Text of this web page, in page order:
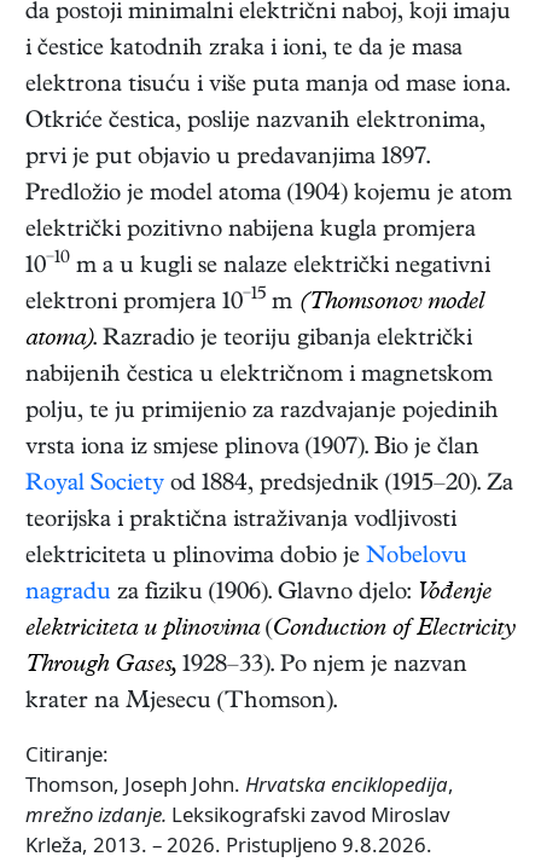
da postoji minimalni električni naboj, koji imaju
i čestice katodnih zraka i ioni, te da je masa
elektrona tisuću i više puta manja od mase iona.
Otkriće čestica, poslije nazvanih elektronima,
prvi je put objavio u predavanjima 1897.
Predložio je model atoma (1904) kojemu je atom
električki pozitivno nabijena kugla promjera
10−10 m a u kugli se nalaze električki negativni
elektroni promjera 10−15 m (Thomsonov model
atoma). Razradio je teoriju gibanja električki
nabijenih čestica u električnom i magnetskom
polju, te ju primijenio za razdvajanje pojedinih
vrsta iona iz smjese plinova (1907). Bio je član
Royal Society od 1884, predsjednik (1915–20). Za
teorijska i praktična istraživanja vodljivosti
elektriciteta u plinovima dobio je Nobelovu
nagradu za fiziku (1906). Glavno djelo: Vođenje
elektriciteta u plinovima(Conduction of Electricity
Through Gases, 1928–33). Po njem je nazvan
krater na Mjesecu (Thomson).
Citiranje:
Thomson, Joseph John. Hrvatska enciklopedija,
mrežno izdanje. Leksikografski zavod Miroslav
Krleža, 2013. – 2026. Pristupljeno 9.8.2026.